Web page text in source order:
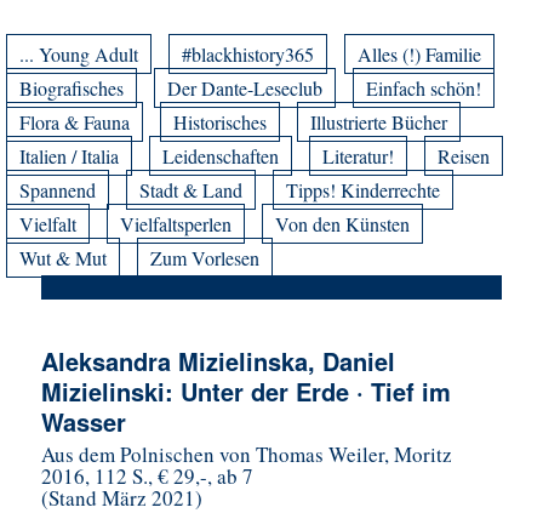
... Young Adult #blackhistory365
Alles (!) Familie
Biografisches
Der Dante-Leseclub
Einfach schön!
Flora & Fauna
Historisches
Illustrierte Bücher
Italien / Italia
Leidenschaften Literatur!
Reisen
Spannend
Stadt & Land
Tipps! Kinderrechte
Vielfalt
Vielfaltsperlen
Von den Künsten
Wut & Mut
Zum Vorlesen
Aleksandra Mizielinska, Daniel
Mizielinski: Unter der Erde · Tief im
Wasser
Aus dem Polnischen von Thomas Weiler, Moritz
2016, 112 S., € 29,-, ab 7
(Stand März 2021)